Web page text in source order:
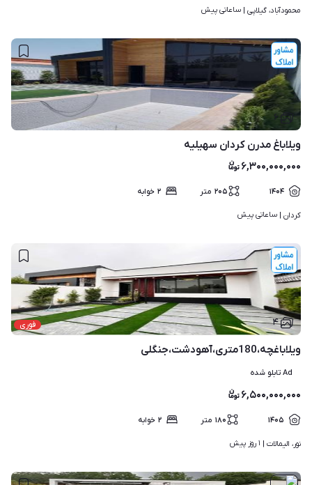
محمودآباد، گیلاپی | ساعاتی پیش
۶
ویلاباغ مدرن کردان سهیلیه
۶,۳۰۰,۰۰۰,۰۰۰
۱۴۰۴ ۲۰۵ متر ۲ خوابه
کردان | ساعاتی پیش
فوری ۴
ویلاباغچه،180متری،آهودشت،جنگلی
Ad تابلو شده
۶,۵۰۰,۰۰۰,۰۰۰
۱۴۰۵ ۱۸۰ متر ۲ خوابه
نور، الیمالات | ۱ روز پیش